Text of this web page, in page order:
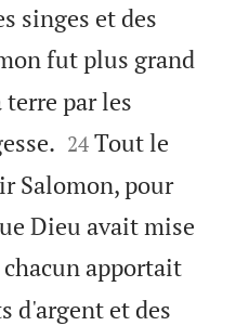
singes et des
fut plus grand
par les


24 Tout le
Salomon, pour
Dieu avait mise
apportait
d'argent et des